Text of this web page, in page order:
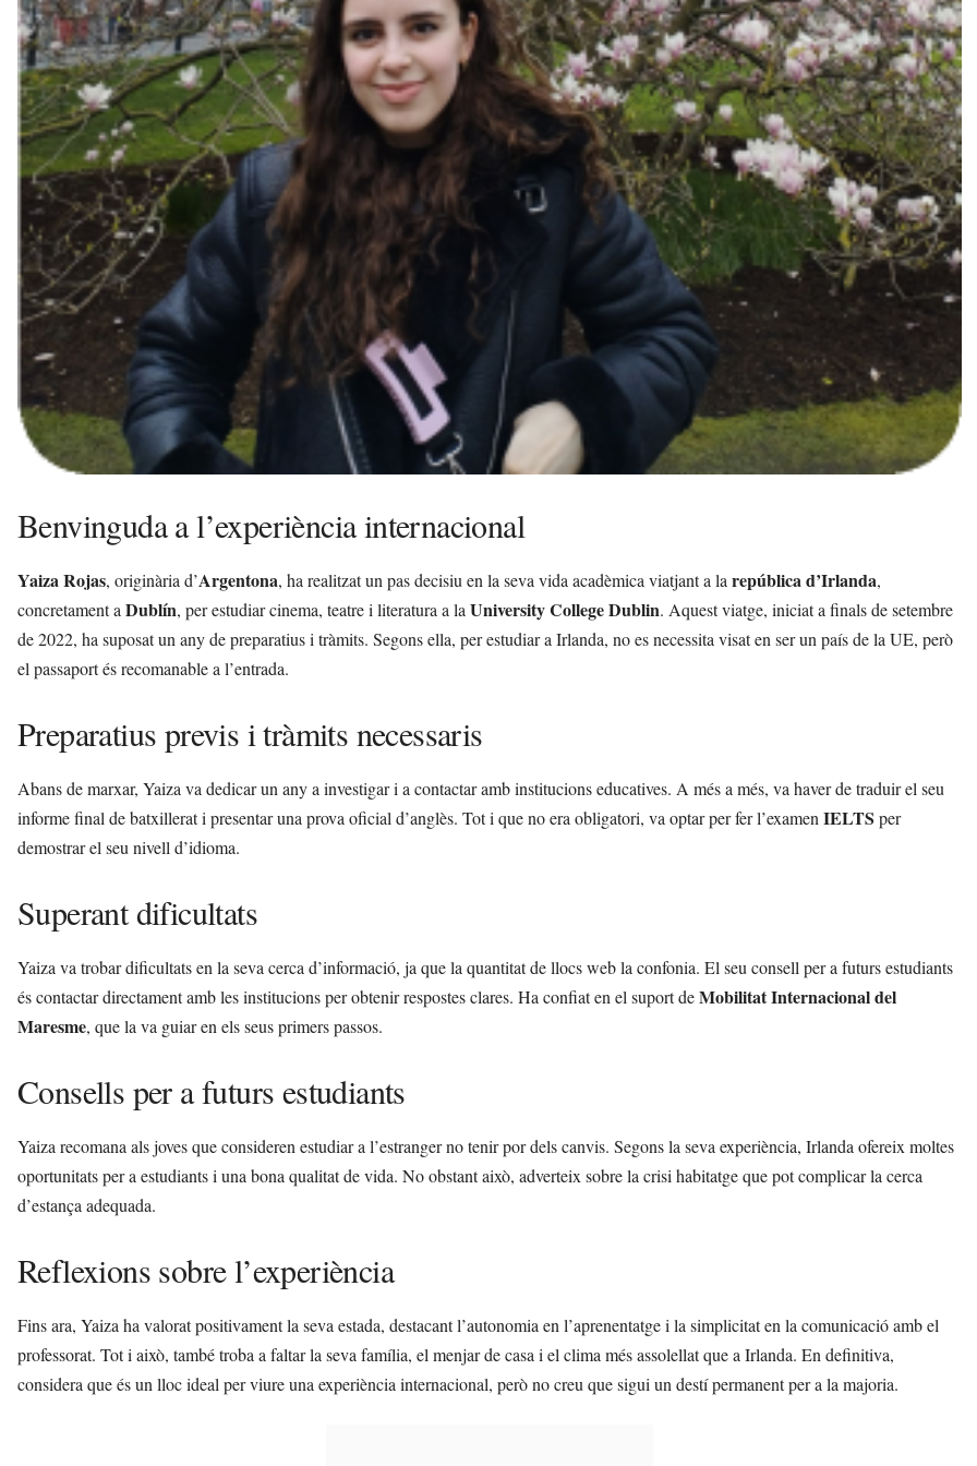
Benvinguda a l’experiència internacional
Yaiza Rojas, originària d’Argentona, ha realitzat un pas decisiu en la seva vida acadèmica viatjant a la república d’Irlanda,
concretament a Dublín, per estudiar cinema, teatre i literatura a la University College Dublin. Aquest viatge, iniciat a finals de setembre
de 2022, ha suposat un any de preparatius i tràmits. Segons ella, per estudiar a Irlanda, no es necessita visat en ser un país de la UE, però
el passaport és recomanable a l’entrada.
Preparatius previs i tràmits necessaris
Abans de marxar, Yaiza va dedicar un any a investigar i a contactar amb institucions educatives. A més a més, va haver de traduir el seu
informe final de batxillerat i presentar una prova oficial d’anglès. Tot i que no era obligatori, va optar per fer l’examen IELTS per
demostrar el seu nivell d’idioma.
Superant dificultats
Yaiza va trobar dificultats en la seva cerca d’informació, ja que la quantitat de llocs web la confonia. El seu consell per a futurs estudiants
és contactar directament amb les institucions per obtenir respostes clares. Ha confiat en el suport deMobilitat Internacional del
Maresme, que la va guiar en els seus primers passos.
Consells per a futurs estudiants
Yaiza recomana als joves que consideren estudiar a l’estranger no tenir por dels canvis. Segons la seva experiència, Irlanda ofereix moltes
oportunitats per a estudiants i una bona qualitat de vida. No obstant això, adverteix sobre la crisi habitatge que pot complicar la cerca
d’estança adequada.
Reflexions sobre l’experiència
Fins ara, Yaiza ha valorat positivament la seva estada, destacant l’autonomia en l’aprenentatge i la simplicitat en la comunicació amb el
professorat. Tot i això, també troba a faltar la seva família, el menjar de casa i el clima més assolellat que a Irlanda. En definitiva,
considera que és un lloc ideal per viure una experiència internacional, però no creu que sigui un destí permanent per a la majoria.